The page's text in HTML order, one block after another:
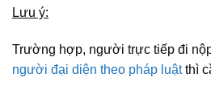
Lưu ý:
Trường hợp, người trực tiếp đi
người đại diện theo pháp luậtthì